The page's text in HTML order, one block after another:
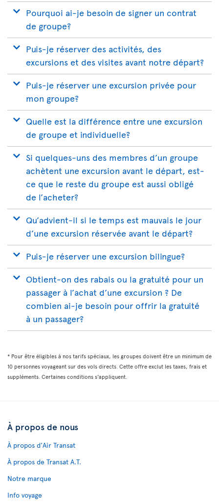
Pourquoi ai-je besoin de signer un contrat
de groupe?
Puis-je réserver des activités, des
excursions et des visites avant notre départ?
Puis-je réserver une excursion privée pour
mon groupe?
Quelle est la différence entre une excursion
de groupe et individuelle?
Si quelques-uns des membres d’un groupe
achètent une excursion avant le départ, est-
ce que le reste du groupe est aussi obligé
de l’acheter?
Qu’advient-il si le temps est mauvais le jour
d’une excursion réservée avant le départ?
Puis-je réserver une excursion bilingue?
Obtient-on des rabais ou la gratuité pour un
passager à l’achat d’une excursion ? De
combien ai-je besoin pour offrir la gratuité
à un passager?
* Pour être éligibles à nos tarifs spéciaux, les groupes doivent être un minimum de
10 personnes voyageant sur des vols directs. Cette offre exclut les taxes, frais et
suppléments. Certaines conditions s'appliquent.
À propos de nous
À propos d'Air Transat
À propos de Transat A.T.
Notre marque
Info voyage